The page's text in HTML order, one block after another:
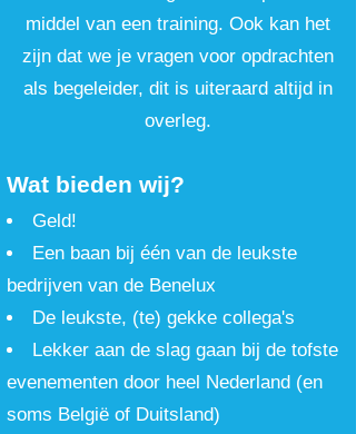
middel van een training. Ook kan het
zijn dat we je vragen voor opdrachten
als begeleider, dit is uiteraard altijd in
overleg.
Wat bieden wij?
Geld!
Een baan bij één van de leukste
bedrijven van de Benelux
De leukste, (te) gekke collega's
Lekker aan de slag gaan bij de tofste
evenementen door heel Nederland (en
soms België of Duitsland)